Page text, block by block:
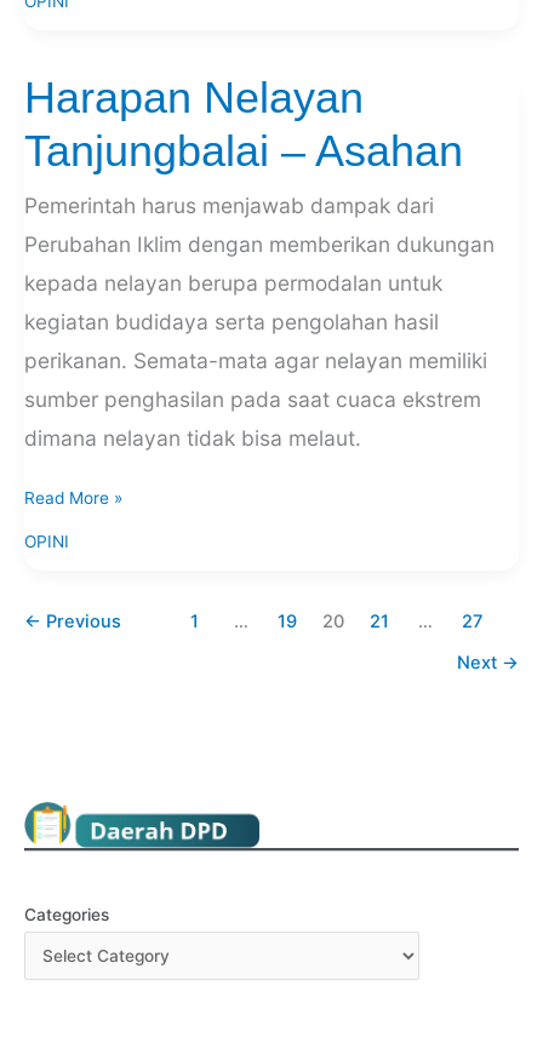
Harapan Nelayan
Tanjungbalai – Asahan
Pemerintah harus menjawab dampak dari
Perubahan Iklim dengan memberikan dukungan
kepada nelayan berupa permodalan untuk
kegiatan budidaya serta pengolahan hasil
perikanan. Semata-mata agar nelayan memiliki
sumber penghasilan pada saat cuaca ekstrem
dimana nelayan tidak bisa melaut.
Harapan
Nelayan
Tanjungbalai
Asahan
Read More »
OPINI
← Previous 1 … 19 20 21 …
27
Next →
Categories